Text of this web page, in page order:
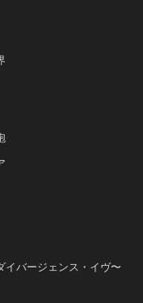
イバージェンス・イヴ〜